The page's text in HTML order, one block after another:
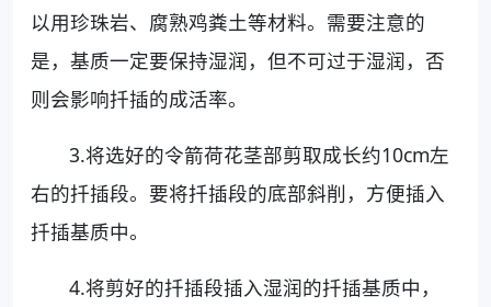
以用珍珠岩、腐熟鸡粪土等材料。需要注意的
是，基质一定要保持湿润，但不可过于湿润，否
则会影响扦插的成活率。
3.将选好的令箭荷花茎部剪取成长约10cm左
右的扦插段。要将扦插段的底部斜削，方便插入
扦插基质中。
4.将剪好的扦插段插入湿润的扦插基质中，